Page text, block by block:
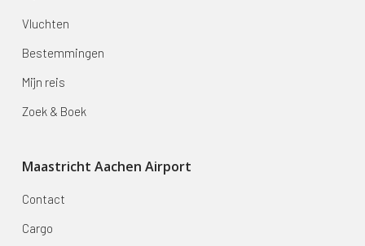
Vluchten
Bestemmingen
Mijn reis
Zoek & Boek
Maastricht Aachen Airport
Contact
Cargo